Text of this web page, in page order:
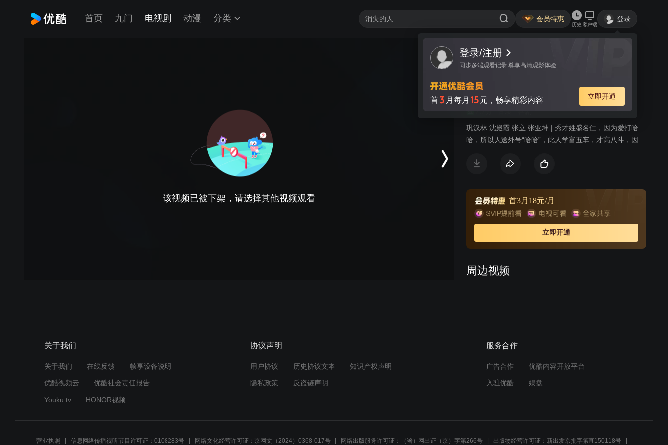
首页 九门 电视剧 动漫 分类 会员特惠
历史 客户端
登录
登录/注册
同步多端观看记录 尊享高清观影体验
首3 月每月 15元，畅享精彩内容 立即开通
该视频已被下架，请选择其他视频观看
视频 讨论
百姓秀才官
喜剧
巩汉林 沈殿霞 张立 张亚坤 | 秀才姓盛名仁，因为爱打哈
哈，所以人送外号“哈哈”，此人学富五车，才高八斗，因厌
静。秀才娘子是一位胖嫂，徐娘伴老，风韵犹存，为人侠
常把不爱惹事的秀才搅进漩涡。石匠阮老好，年轻体壮，
忠厚老实，石匠媳妇貌美贤惠，纯朴勤劳。恶霸邱金贵，
倚仗其叔是翰林院翰林，其岳父是吏部侍郎，狐假虎威仗
势欺人，横行乡里欺压百姓，而唯独惧怕其妻邱大奶奶。
无赖谢瘸子是个讼棍，又是邱金贵的狗头军师，此人贪图
鸡鸣狗盗之徒。糊涂县官何九桂，嗜酒如命，胆小无能，
首3月18元/月
立即开通
周边视频
02:57
关于我们
关于我们 在线反馈 帧享设备说明
优酷视频云 优酷社会责任报告
Youku.tv HONOR视频
协议声明
用户协议 历史协议文本 知识产权声明
隐私政策 反盗链声明
服务合作
广告合作 优酷内容开放平台
入驻优酷 娱盘
营业执照 信息网络传播视听节目许可证：0108283号 网络文化经营许可证：京网文（2024）0368-017号 网络出版服务许可证：（署）网出证（京）字第266号 出版物经营许可证：新出发京批字第直150118号